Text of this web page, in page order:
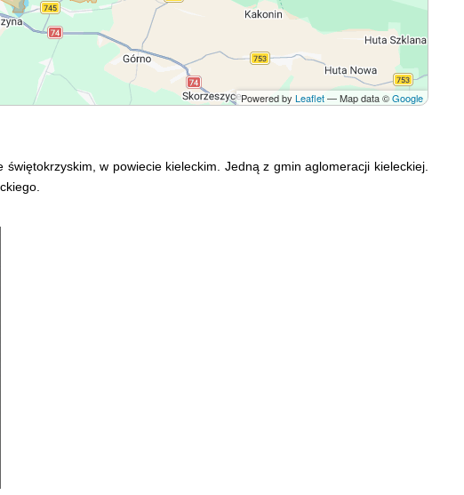
Powered by Leaflet— Map data ©Google
w powiecie kieleckim. Jedną z gmin aglomeracji kieleckiej.